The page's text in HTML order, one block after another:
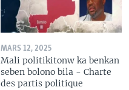
MARS 12, 2025
Mali politikitonw ka benkan
seben bolono bila - Charte
des partis politique